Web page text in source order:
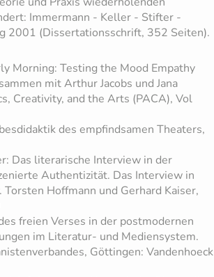
Immermann - Keller - Stifter -
2001 (Dissertationsschrift, 352 Seiten).
Morning: Testing the Mood Empathy
mit Arthur Jacobs und Jana
Creativity, and the Arts (PACA), Vol
des empfindsamen Theaters,
Das literarische Interview in der
Authentizität. Das Interview in
Hoffmann und Gerhard Kaiser,
freien Verses in der postmodernen
im Literatur- und Mediensystem.
Göttingen: Vandenhoeck